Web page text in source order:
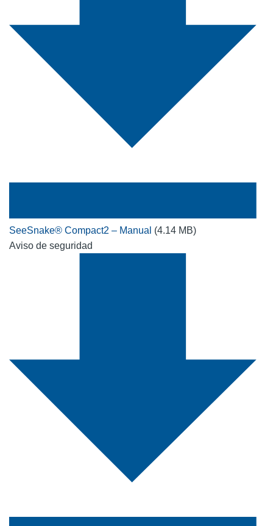
SeeSnake® Compact2 – Manual (4.14 MB)
Aviso de seguridad